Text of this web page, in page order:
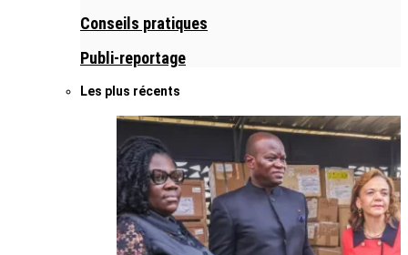
Conseils pratiques
Publi-reportage
Les plus récents